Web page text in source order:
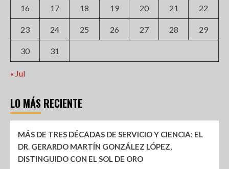
16 17 18 19 20 21 22
23 24 25 26 27 28 29
30 31
« Jul
LO MÁS RECIENTE
MÁS DE TRES DÉCADAS DE SERVICIO Y CIENCIA: EL
DR. GERARDO MARTÍN GONZÁLEZ LÓPEZ,
DISTINGUIDO CON EL SOL DE ORO